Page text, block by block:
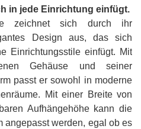
in jede Einrichtung einfügt.
zeichnet sich durch ihr
Design aus, das sich
Einrichtungsstile einfügt. Mit
Gehäuse und seiner
passt er sowohl in moderne
Mit einer Breite von
Aufhängehöhe kann die
angepasst werden, egal ob es